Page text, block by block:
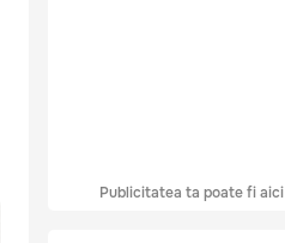
Publicitatea ta poate fi aici